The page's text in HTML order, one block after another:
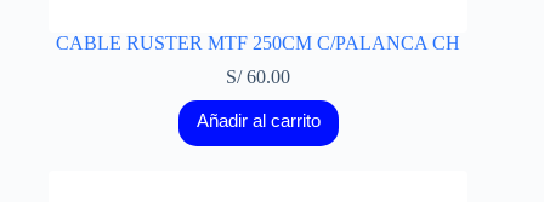
CABLE RUSTER MTF 250CM C/PALANCA CH
S/60.00
Añadir al carrito